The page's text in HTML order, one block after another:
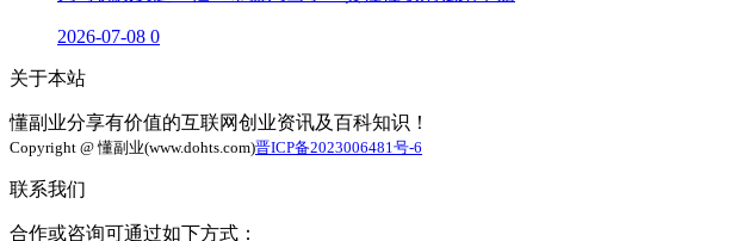
2026-07-08 0
关于本站
懂副业分享有价值的互联网创业资讯及百科知识！
Copyright @ 懂副业(www.dohts.com)晋ICP备2023006481号-6
联系我们
合作或咨询可通过如下方式：